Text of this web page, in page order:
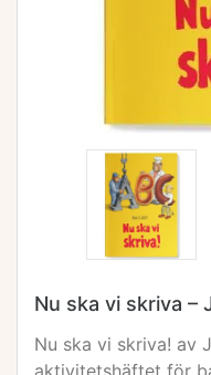
Nu ska vi skriva –
Nu ska vi skriva! av
aktivitetshäftet för